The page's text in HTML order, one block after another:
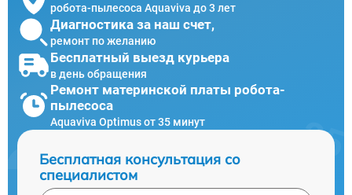
робота-пылесоса Aquaviva до 3 лет
Диагностика за наш счет,
ремонт по желанию
Бесплатный выезд курьера
в день обращения
Ремонт материнской платы робота-
пылесоса
Aquaviva Optimus от 35 минут
Бесплатная консультация со
специалистом